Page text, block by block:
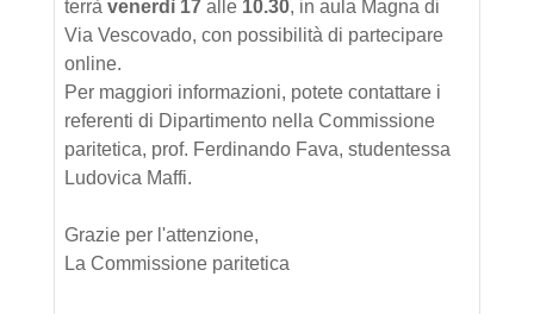
terrà venerdì 17 alle 10.30, in aula Magna di
Via Vescovado, con possibilità di partecipare
online.
Per maggiori informazioni, potete contattare i
referenti di Dipartimento nella Commissione
paritetica, prof. Ferdinando Fava, studentessa
Ludovica Maffi.
Grazie per l'attenzione,
La Commissione paritetica